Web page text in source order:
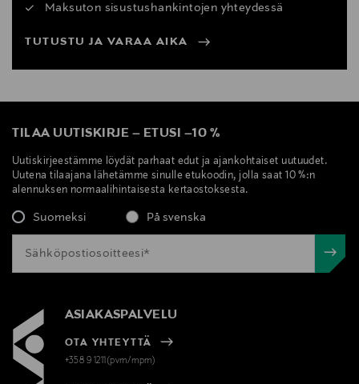
Maksuton sisustushankintojen yhteydessä
TUTUSTU JA VARAA AIKA
TILAA UUTISKIRJE – ETUSI –10 %
Uutiskirjeestämme löydät parhaat edut ja ajankohtaiset uutuudet.
Uutena tilaajana lähetämme sinulle etukoodin, jolla saat 10 %:n
alennuksen normaalihintaisesta kertaostoksesta.
Suomeksi På svenska
ASIAKASPALVELU
OTA YHTEYTTÄ
+358 9 1211(pvm/mpm)